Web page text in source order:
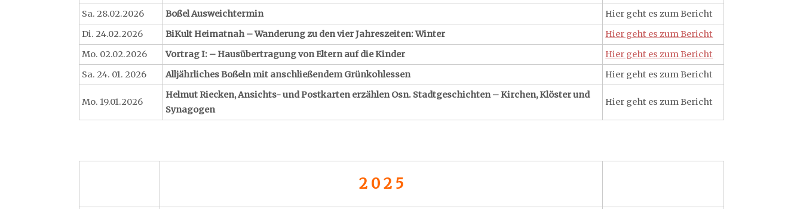
Sa. 28.02.2026
Boßel Ausweichtermin
Hier geht es zum Bericht
Di. 24.02.2026
BiKult Heimatnah – Wanderung zu den vier Jahreszeiten: Winter
Hier geht es zum Bericht
Mo. 02.02.2026
Vortrag I: – Hausübertragung von Eltern auf die Kinder
Hier geht es zum Bericht
Sa. 24. 01. 2026
Alljährliches Boßeln mit anschließendem Grünkohlessen Hier geht es zum Bericht
Mo. 19.01.2026
Helmut Riecken, Ansichts- und Postkarten erzählen Osn. Stadtgeschichten – Kirchen, Klöster und
Synagogen
Hier geht es zum Bericht
2 0 2 5